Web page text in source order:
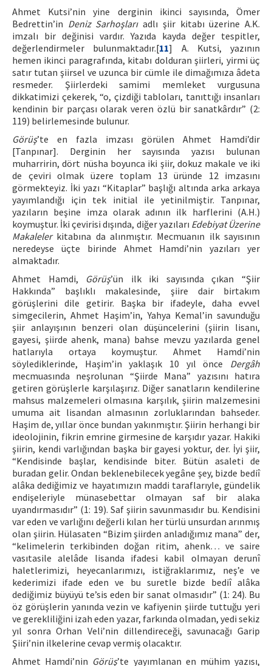
Ahmet Kutsi’nin yine derginin ikinci sayısında, Ömer
Bedrettin’in Deniz Sarhoşlarıadlı şiir kitabı üzerine A.K.
imzalı bir değinisi vardır. Yazıda kayda değer tespitler,
değerlendirmeler bulunmaktadır.[11] A. Kutsi, yazının
hemen ikinci paragrafında, kitabı dolduran şiirleri, yirmi üç
satır tutan şiirsel ve uzunca bir cümle ile dimağımıza âdeta
resmeder. Şiirlerdeki samimi memleket vurgusuna
dikkatimizi çekerek, “o, çizdiği tabloları, tanıttığı insanları
kendinin bir parçası olarak veren özlü bir sanatkârdır” (2:
119) belirlemesinde bulunur.
Görüş’te en fazla imzası görülen Ahmet Hamdi’dir
[Tanpınar]. Derginin her sayısında yazısı bulunan
muharririn, dört nüsha boyunca iki şiir, dokuz makale ve iki
de çeviri olmak üzere toplam 13 üründe 12 imzasını
görmekteyiz. İki yazı “Kitaplar” başlığı altında arka arkaya
yayımlandığı için tek initial ile yetinilmiştir. Tanpınar,
yazıların beşine imza olarak adının ilk harflerini (A.H.)
koymuştur. İki çevirisi dışında, diğer yazıları Edebiyat Üzerine
Makalelerkitabına da alınmıştır. Mecmuanın ilk sayısının
neredeyse üçte birinde Ahmet Hamdi’nin yazıları yer
almaktadır.
Ahmet Hamdi, Görüş’ün ilk iki sayısında çıkan “Şiir
Hakkında” başlıklı makalesinde, şiire dair birtakım
görüşlerini dile getirir. Başka bir ifadeyle, daha evvel
simgecilerin, Ahmet Haşim’in, Yahya Kemal’in savunduğu
şiir anlayışının benzeri olan düşüncelerini (şiirin lisanı,
gayesi, şiirde ahenk, mana) bahse mevzu yazılarda genel
hatlarıyla ortaya koymuştur. Ahmet Hamdi’nin
söylediklerinde, Haşim’in yaklaşık 10 yıl önce Dergâh
mecmuasında neşrolunan “Şiirde Mana” yazısını hatıra
getiren görüşlerle karşılaşırız. Diğer sanatların kendilerine
mahsus malzemeleri olmasına karşılık, şiirin malzemesini
umuma ait lisandan almasının zorluklarından bahseder.
Haşim de, yıllar önce bundan yakınmıştır. Şiirin herhangi bir
ideolojinin, fikrin emrine girmesine de karşıdır yazar. Hakiki
şiirin, kendi varlığından başka bir gayesi yoktur, der. İyi şiir,
“Kendisinde başlar, kendisinde biter. Bütün asaleti de
buradan gelir. Ondan beklenebilecek yegâne şey, bizde bediî
alâka dediğimiz ve hayatımızın maddi taraflarıyle, gündelik
endişeleriyle münasebettar olmayan saf bir alaka
uyandırmasıdır” (1: 19). Saf şiirin savunmasıdır bu. Kendisini
var eden ve varlığını değerli kılan her türlü unsurdan arınmış
olan şiirin. Hülasaten “Bizim şiirden anladığımız mana” der,
“kelimelerin terkibinden doğan ritim, ahenk… ve saire
vasıtasile alelâde lisanda ifadesi kabil olmayan derunî
haletlerimizi, heyecanlarımızı, istiğraklarımız, neş’e ve
kederimizi ifade eden ve bu suretle bizde bediî alâka
dediğimiz büyüyü te’sis eden bir sanat olmasıdır” (1: 24). Bu
öz görüşlerin yanında vezin ve kafiyenin şiirde tuttuğu yeri
ve gerekliliğini izah eden yazar, farkında olmadan, yedi sekiz
yıl sonra Orhan Veli’nin dillendireceği, savunacağı Garip
Şiiri’nin ilkelerine cevap vermiş olacaktır.
Ahmet Hamdi’nin Görüş’te yayımlanan en mühim yazısı,